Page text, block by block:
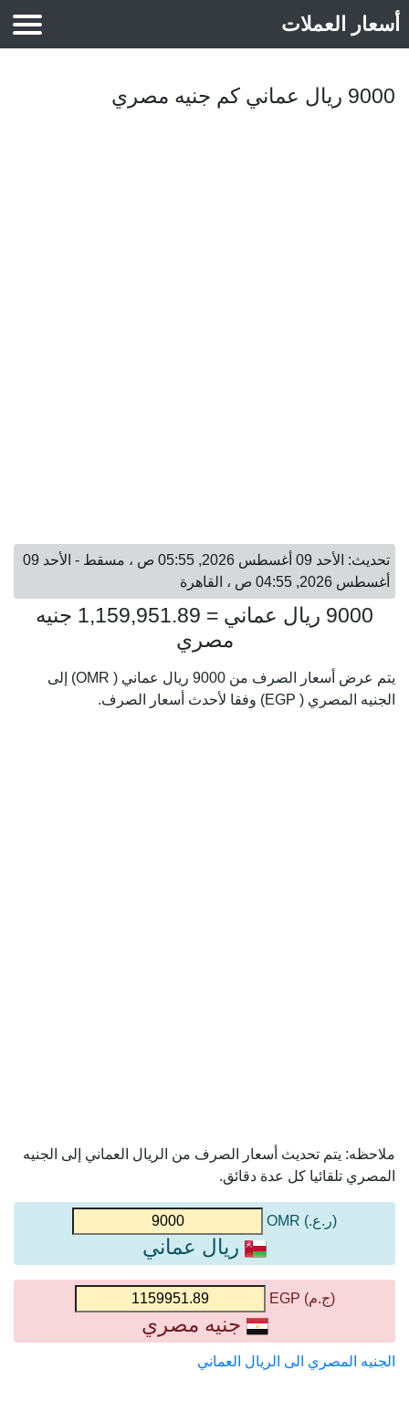
أسعار العملات
9000 ريال عماني كم جنيه مصري
تحديث: الأحد 09 أغسطس 2026, 05:55 ص ، مسقط - الأحد 09
أغسطس 2026, 04:55 ص ، القاهرة
9000 ريال عماني = 1,159,951.89 جنيه
مصري
يتم عرض أسعار الصرف من 9000 ريال عماني ( OMR) إلى
الجنيه المصري ( EGP) وفقا لأحدث أسعار الصرف.
ملاحظه: يتم تحديث أسعار الصرف من الريال العماني إلى الجنيه
المصري تلقائيا كل عدة دقائق.
(ر.ع.) OMR
ريال عماني
(ج.م) EGP
جنيه مصري
الجنيه المصري الى الريال العماني